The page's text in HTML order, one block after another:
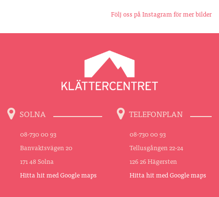
Följ oss på Instagram för mer bilder
SOLNA
08-730 00 93
Banvaktsvägen 20
171 48 Solna
Hitta hit med Google maps
TELEFONPLAN
08-730 00 93
Tellusgången 22-24
126 26 Hägersten
Hitta hit med Google maps